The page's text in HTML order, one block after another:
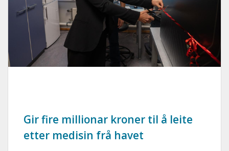
Gir fire millionar kroner til å leite
etter medisin frå havet